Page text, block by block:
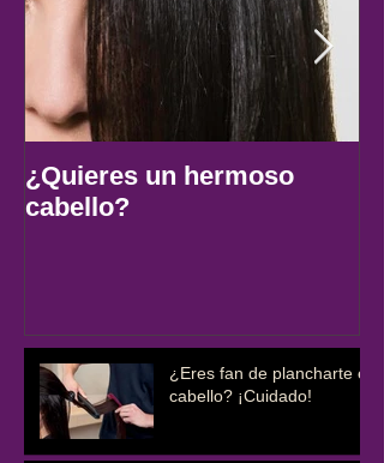
¿Quieres un hermoso
cabello?
¿Eres fan de plancharte el
cabello? ¡Cuidado!